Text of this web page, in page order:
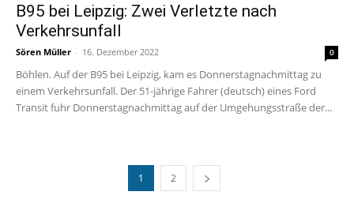
B95 bei Leipzig: Zwei Verletzte nach
Verkehrsunfall
Sören Müller - 16. Dezember 2022 0
Böhlen. Auf der B95 bei Leipzig, kam es Donnerstagnachmittag zu
einem Verkehrsunfall. Der 51-jährige Fahrer (deutsch) eines Ford
Transit fuhr Donnerstagnachmittag auf der Umgehungsstraße der...
1 2